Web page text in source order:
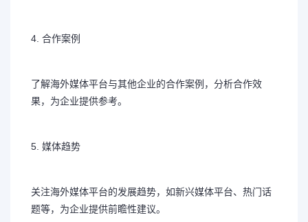
4. 合作案例
了解海外媒体平台与其他企业的合作案例，分析合作效
果，为企业提供参考。
5. 媒体趋势
关注海外媒体平台的发展趋势，如新兴媒体平台、热门话
题等，为企业提供前瞻性建议。